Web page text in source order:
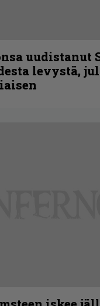
uudistanut
levystä,